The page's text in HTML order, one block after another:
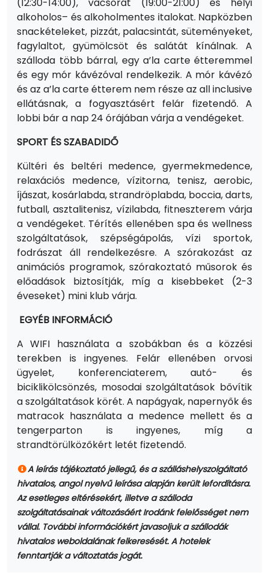
alkoholos– és alkoholmentes italokat. Napközben
snackételeket, pizzát, palacsintát, süteményeket,
fagylaltot, gyümölcsöt és salátát kínálnak. A
szálloda több bárral, egy a’la carte étteremmel
és egy mór kávézóval rendelkezik. A mór kávézó
és az a’la carte étterem nem része az all inclusive
ellátásnak, a fogyasztásért felár fizetendő. A
lobbi bár a nap 24 órájában várja a vendégeket.
SPORT ÉS SZABADIDŐ
Kültéri és beltéri medence, gyermekmedence,
relaxációs medence, vízitorna, tenisz, aerobic,
íjászat, kosárlabda, strandröplabda, boccia, darts,
futball, asztalitenisz, vízilabda, fitneszterem várja
a vendégeket. Térítés ellenében spa és wellness
szolgáltatások, szépségápolás, vízi sportok,
fodrászat áll rendelkezésre. A szórakozást az
animációs programok, szórakoztató műsorok és
előadások biztosítják, míg a kisebbeket (2-3
éveseket) mini klub várja.
EGYÉB INFORMÁCIÓ
A WIFI használata a szobákban és a közzési
terekben is ingyenes. Felár ellenében orvosi
ügyelet, konferenciaterem, autó- és
biciklikölcsönzés, mosodai szolgáltatások bővítik
a szolgáltatások körét. A napágyak, napernyők és
matracok használata a medence mellett és a
tengerparton is ingyenes, míg a
strandtörülközőkért letét fizetendő.
A leírás tájékoztató jellegű, és a szálláshelyszolgáltató
hivatalos, angol nyelvű leírása alapján került lefordításra.
Az esetleges eltérésekért, illetve a szálloda
szolgáltatásainak változásáért Irodánk felelősséget nem
vállal. További információkért javasoljuk a szállodák
hivatalos weboldalának felkeresését. A hotelek
fenntartják a változtatás jogát.